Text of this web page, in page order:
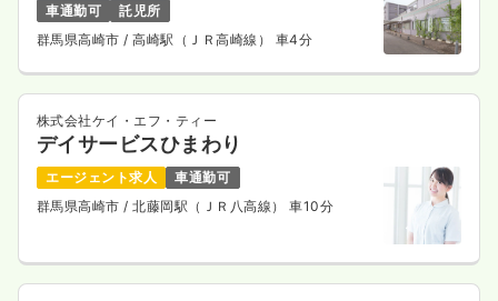
車通勤可
託児所
群馬県高崎市 / 高崎駅（ＪＲ高崎線） 車4分
株式会社ケイ・エフ・ティー
デイサービスひまわり
エージェント求人
車通勤可
群馬県高崎市/ 北藤岡駅（ＪＲ八高線） 車10分